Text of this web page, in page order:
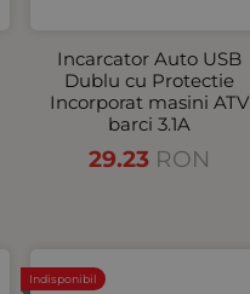
Incarcator Auto USB
Dublu cu Protectie
Incorporat masini ATV
barci 3.1A
29.23 RON
Indisponibil